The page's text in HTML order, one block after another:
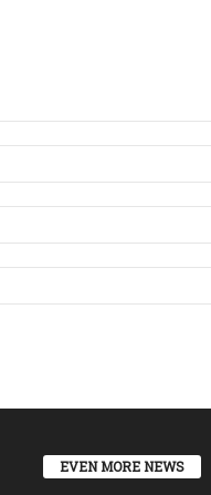
EVEN MORE NEWS